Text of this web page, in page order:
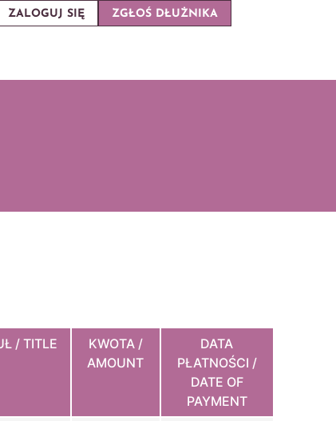
ZALOGUJ SIĘ ZGŁOŚ DŁUŻNIKA
/ TITLE
KWOTA /
AMOUNT
DATA
PŁATNOŚCI /
DATE OF
PAYMENT